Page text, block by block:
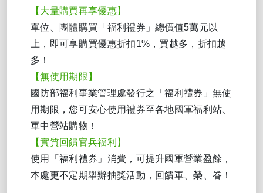
【大量購買再享優惠】
單位、團體購買「福利禮券」總價值5萬元以
上，即可享購買優惠折扣1%，買越多，折扣越
多！
【無使用期限】
國防部福利事業管理處發行之「福利禮券」無使
用期限，您可安心使用禮券至各地國軍福利站、
軍中營站購物！
【實質回饋官兵福利】
使用「福利禮券」消費，可提升國軍營業盈餘，
本處更不定期舉辦抽獎活動，回饋軍、榮、眷！